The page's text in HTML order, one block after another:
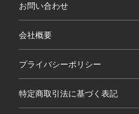
お問い合わせ
会社概要
プライバシーポリシー
特定商取引法に基づく表記